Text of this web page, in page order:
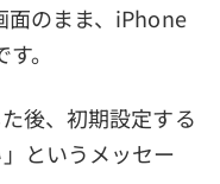
面のまま、iPhone
。
後、初期設定する
というメッセー